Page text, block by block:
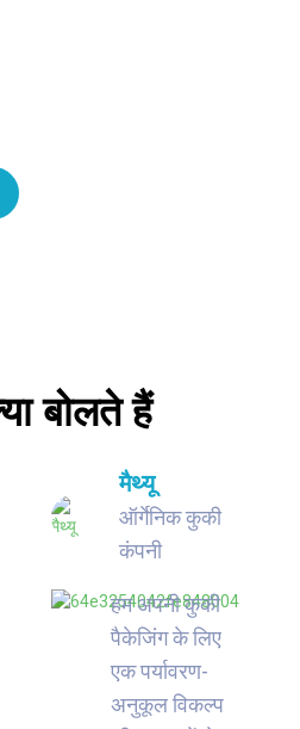
बोलते हैं
मैथ्यू
ऑर्गेनिक कुकी
कंपनी
हम अपनी कुकी
पैकेजिंग के लिए
एक पर्यावरण-
अनुकूल विकल्प